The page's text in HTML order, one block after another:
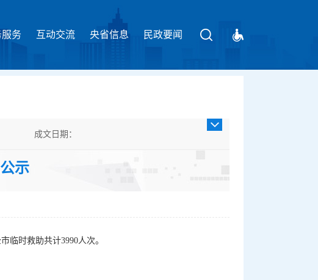
务 互动交流 央省信息 民政要闻
请输入关键字
成文日期：
示
临时救助共计3990人次。